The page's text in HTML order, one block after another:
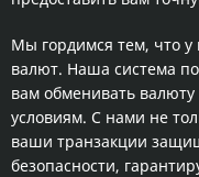
Мы гордимся тем, что у
валют. Наша система
вам обменивать
условиям. С нами не
ваши транзакции
безопасности,